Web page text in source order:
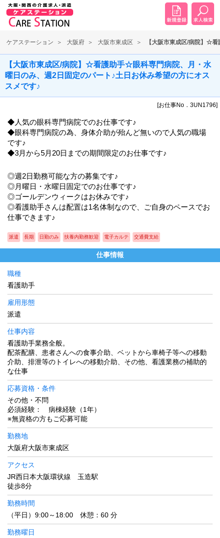
ケアステーション 大阪府 大阪市東成区 【大阪市東成区/病院】☆
【大阪市東成区/病院】☆看護助手☆眼科専門病院、月・水
曜日のみ、週2日固定のパート♪土日お休み希望の方にオス
スメです♪
[お仕事No．3UN1796]
◆人気の眼科専門病院でのお仕事です♪
◆眼科専門病院の為、身体介助が殆んど無いので人気の職場
です♪
◆3月から5月20日までの期間限定のお仕事です♪
◎週2日勤務可能な方の募集です♪
◎月曜日・水曜日固定でのお仕事です♪
◎ゴールデンウィークはお休みです♪
◎看護助手さんは配置は1名体制なので、ご自身のペースでお
仕事できます♪
派遣 長期 日勤のみ 扶養内勤務歓迎 電子カルテ 交通費支給
仕事情報
職種
看護助手
雇用形態
派遣
仕事内容
看護助手業務全般。
配茶配膳、患者さんへの食事介助、ベットから車椅子等への移動
介助、排泄等のトイレへの移動介助、その他、看護業務の補助的
な仕事
応募資格・条件
その他・不問
必須経験： 病棟経験（1年）
※無資格の方もご応募可能
勤務地
大阪府大阪市東成区
アクセス
JR西日本大阪環状線 玉造駅
徒歩8分
勤務時間
（平日）9:00～18:00 休憩：60 分
勤務曜日